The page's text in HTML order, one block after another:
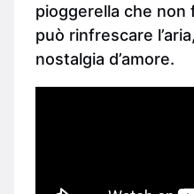
pioggerella che non
può rinfrescare
nostalgia d’amore.